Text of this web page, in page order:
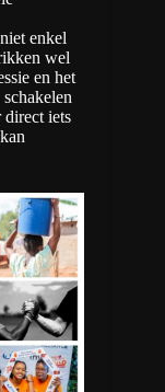
enkel
wel
en het
direct iets